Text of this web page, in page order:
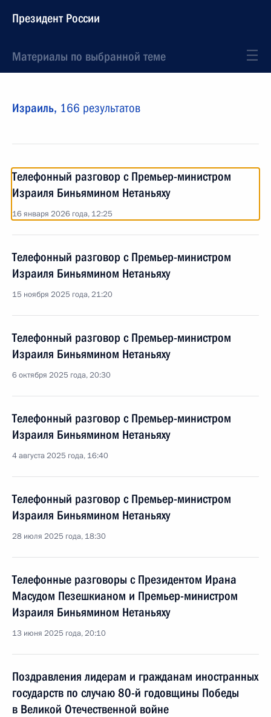
Президент России
Материалы по выбранной теме
Израиль, 166 результатов
Телефонный разговор с Премьер-министром
Израиля Биньямином Нетаньяху
16 января 2026 года, 12:25
Телефонный разговор с Премьер-министром
Израиля Биньямином Нетаньяху
15 ноября 2025 года, 21:20
Телефонный разговор с Премьер-министром
Израиля Биньямином Нетаньяху
6 октября 2025 года, 20:30
Телефонный разговор с Премьер-министром
Израиля Биньямином Нетаньяху
4 августа 2025 года, 16:40
Телефонный разговор с Премьер-министром
Израиля Биньямином Нетаньяху
28 июля 2025 года, 18:30
Телефонные разговоры с Президентом Ирана
Масудом Пезешкианом и Премьер-министром
Израиля Биньямином Нетаньяху
13 июня 2025 года, 20:10
Поздравления лидерам и гражданам иностранных
государств по случаю 80-й годовщины Победы
в Великой Отечественной войне